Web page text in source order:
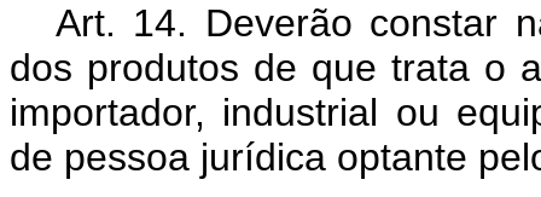
Art. 14. Deverão constar
dos produtos de que trata o
importador, industrial ou
de pessoa jurídica optante